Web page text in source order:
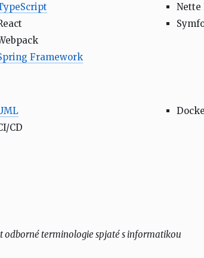
Framework
Nette
CD
odborné terminologie spjaté s informatikou